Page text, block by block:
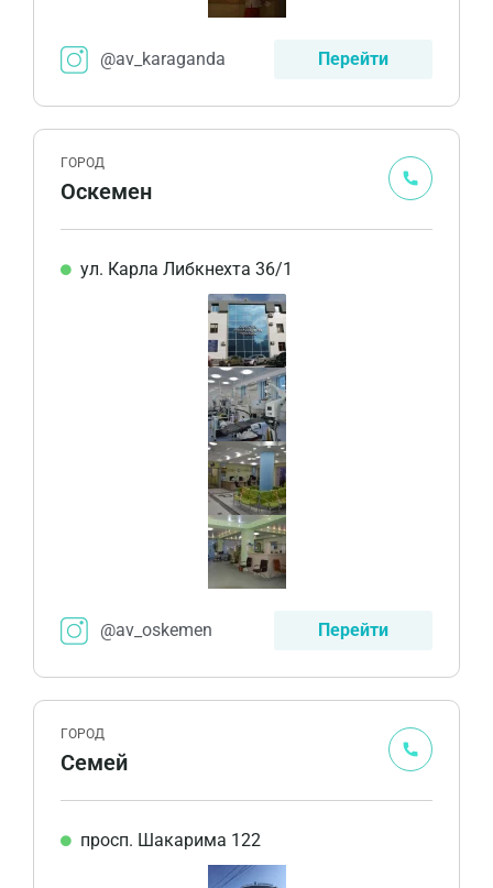
@av_karaganda Перейти
ГОРОД
Оскемен
ул. Карла Либкнехта 36/1
@av_oskemen Перейти
ГОРОД
Семей
просп. Шакарима 122